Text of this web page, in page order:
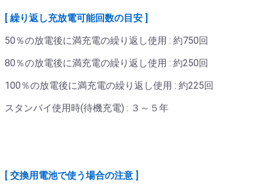
[ 繰り返し充放電可能回数の目安 ]
50％の放電後に満充電の繰り返し使用 : 約750回
80％の放電後に満充電の繰り返し使用 : 約250回
100％の放電後に満充電の繰り返し使用 : 約225回
スタンバイ使用時(待機充電) : ３～５年
[ 交換用電池で使う場合の注意 ]